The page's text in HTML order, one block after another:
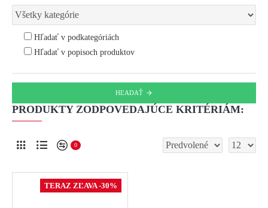
Hľadať v podkategóriách
Hľadať v popisoch produktov
HĽADAŤ
PRODUKTY ZODPOVEDAJÚCE KRITÉRIÁM:
0
TERAZ ZĽAVA -30%